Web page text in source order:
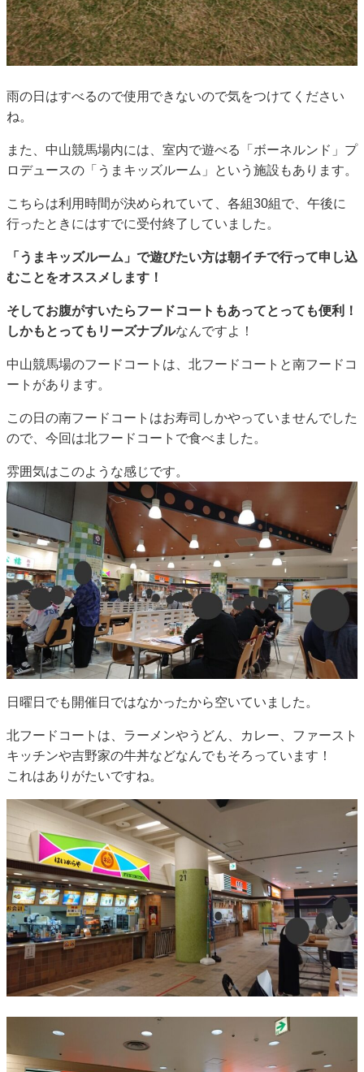
雨の日はすべるので使用できないので気をつけてください
ね。
また、中山競馬場内には、室内で遊べる「ボーネルンド」プ
ロデュースの「うまキッズルーム」という施設もあります。
こちらは利用時間が決められていて、各組30組で、午後に
行ったときにはすでに受付終了していました。
「うまキッズルーム」で遊びたい方は朝イチで行って申し込
むことをオススメします！
そしてお腹がすいたらフードコートもあってとっても便利！
しかもとってもリーズナブルなんですよ！
中山競馬場のフードコートは、北フードコートと南フードコ
ートがあります。
この日の南フードコートはお寿司しかやっていませんでした
ので、今回は北フードコートで食べました。
雰囲気はこのような感じです。
日曜日でも開催日ではなかったから空いていました。
北フードコートは、ラーメンやうどん、カレー、ファースト
キッチンや吉野家の牛丼などなんでもそろっています！
これはありがたいですね。